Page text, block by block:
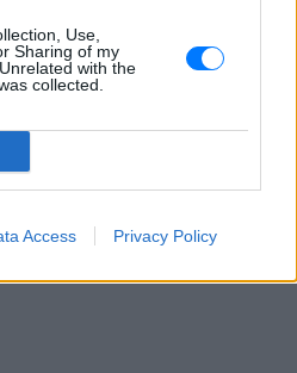
Use,
Sharing of my
with the
collected.
Access Privacy Policy
στο
πιο hot νέα.